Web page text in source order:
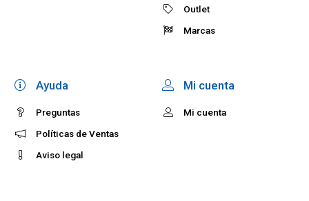
Outlet
Marcas
Ayuda
Preguntas
Políticas de Ventas
Aviso legal
Mi cuenta
Mi cuenta